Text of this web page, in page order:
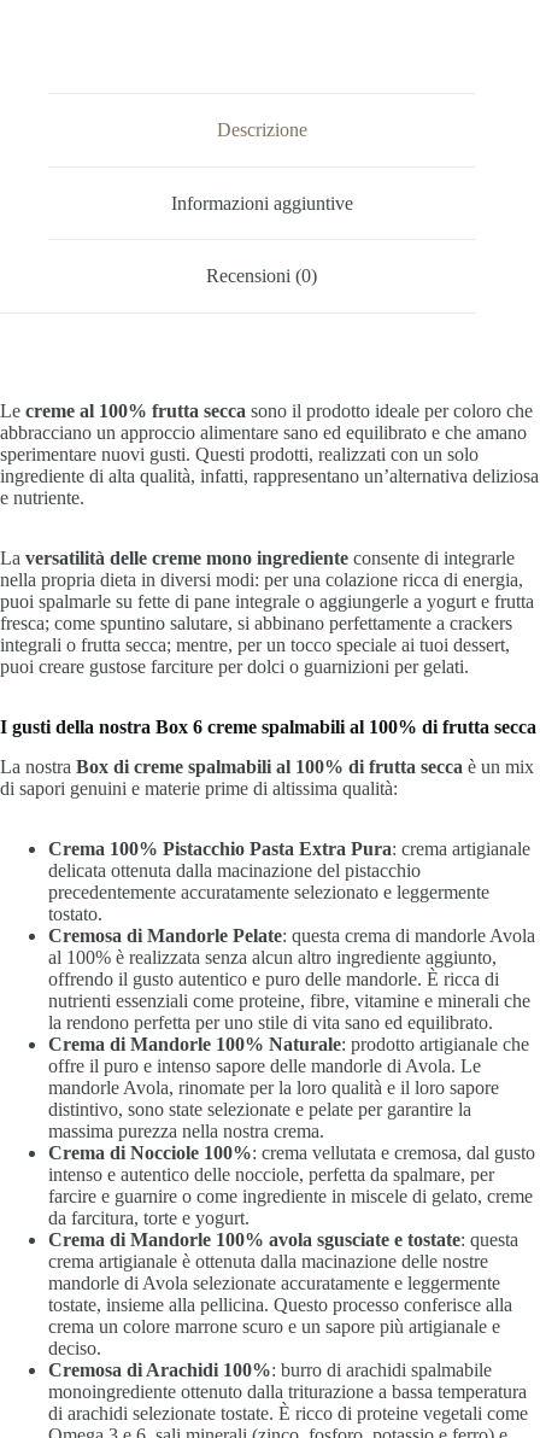
Descrizione
Informazioni aggiuntive
Recensioni (0)
Le creme al 100% frutta secca sono il prodotto ideale per coloro che
abbracciano un approccio alimentare sano ed equilibrato e che amano
sperimentare nuovi gusti. Questi prodotti, realizzati con un solo
ingrediente di alta qualità, infatti, rappresentano un’alternativa deliziosa
e nutriente.
La versatilità delle creme mono ingrediente consente di integrarle
nella propria dieta in diversi modi: per una colazione ricca di energia,
puoi spalmarle su fette di pane integrale o aggiungerle a yogurt e frutta
fresca; come spuntino salutare, si abbinano perfettamente a crackers
integrali o frutta secca; mentre, per un tocco speciale ai tuoi dessert,
puoi creare gustose farciture per dolci o guarnizioni per gelati.
I gusti della nostra Box 6 creme spalmabili al 100% di frutta secca
La nostra Box di creme spalmabili al 100% di frutta secca è un mix
di sapori genuini e materie prime di altissima qualità:
Crema 100% Pistacchio Pasta Extra Pura: crema artigianale
delicata ottenuta dalla macinazione del pistacchio
precedentemente accuratamente selezionato e leggermente
tostato.
Cremosa di Mandorle Pelate: questa crema di mandorle Avola
al 100% è realizzata senza alcun altro ingrediente aggiunto,
offrendo il gusto autentico e puro delle mandorle. È ricca di
nutrienti essenziali come proteine, fibre, vitamine e minerali che
la rendono perfetta per uno stile di vita sano ed equilibrato.
Crema di Mandorle 100% Naturale: prodotto artigianale che
offre il puro e intenso sapore delle mandorle di Avola. Le
mandorle Avola, rinomate per la loro qualità e il loro sapore
distintivo, sono state selezionate e pelate per garantire la
massima purezza nella nostra crema.
Crema di Nocciole 100%: crema vellutata e cremosa, dal gusto
intenso e autentico delle nocciole, perfetta da spalmare, per
farcire e guarnire o come ingrediente in miscele di gelato, creme
da farcitura, torte e yogurt.
Crema di Mandorle 100% avola sgusciate e tostate: questa
crema artigianale è ottenuta dalla macinazione delle nostre
mandorle di Avola selezionate accuratamente e leggermente
tostate, insieme alla pellicina. Questo processo conferisce alla
crema un colore marrone scuro e un sapore più artigianale e
deciso.
Cremosa di Arachidi 100%: burro di arachidi spalmabile
monoingrediente ottenuto dalla triturazione a bassa temperatura
di arachidi selezionate tostate. È ricco di proteine vegetali come